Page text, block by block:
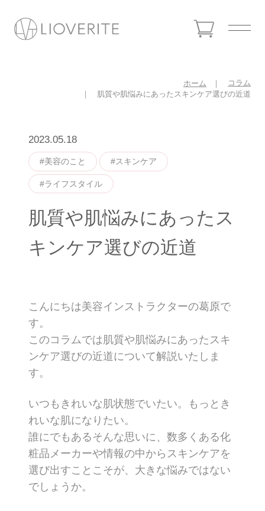
ホーム
コラム
肌質や肌悩みにあったスキンケア選びの近道
2023.05.18
#美容のこと #スキンケア
#ライフスタイル
肌質や肌悩みにあったス
キンケア選びの近道
こんにちは美容インストラクターの葛原で
す。
このコラムでは肌質や肌悩みにあったスキ
ンケア選びの近道について解説いたしま
す。
いつもきれいな肌状態でいたい。もっとき
れいな肌になりたい。
誰にでもあるそんな思いに、数多くある化
粧品メーカーや情報の中からスキンケアを
選び出すことこそが、大きな悩みではない
でしょうか。